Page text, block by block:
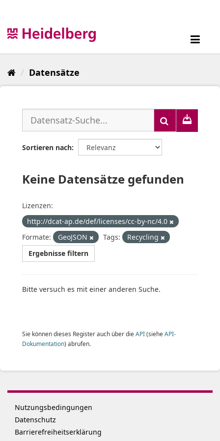
Datensätze
Sortieren nach
Keine Datensätze gefunden
Lizenzen:
http://dcat-ap.de/def/licenses/cc-by-nc/4.0
Formate:
GeoJSON Tags:
Recycling
Ergebnisse filtern
Bitte versuch es mit einer anderen Suche.
Sie können dieses Register auch über die API(siehe API-
Dokumentation) abrufen.
Nutzungsbedingungen
Datenschutz
Barrierefreiheitserklärung